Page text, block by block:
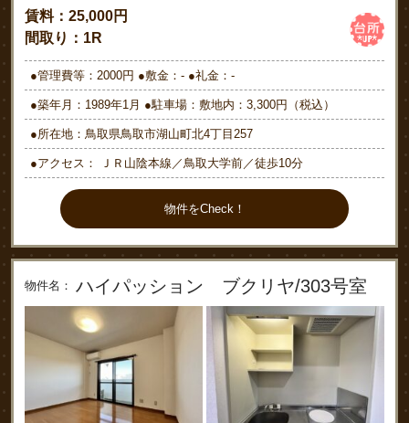
賃料：25,000円
間取り：1R
●管理費等：2000円 ●敷金：- ●礼金：-
●築年月：1989年1月 ●駐車場：敷地内：3,300円（税込）
●所在地：鳥取県鳥取市湖山町北4丁目257
●アクセス： ＪＲ山陰本線／鳥取大学前／徒歩10分
物件をCheck！
物件名： ハイパッション ブクリヤ/303号室